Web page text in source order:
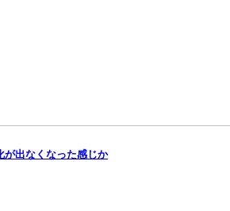
が出なくなった感じか